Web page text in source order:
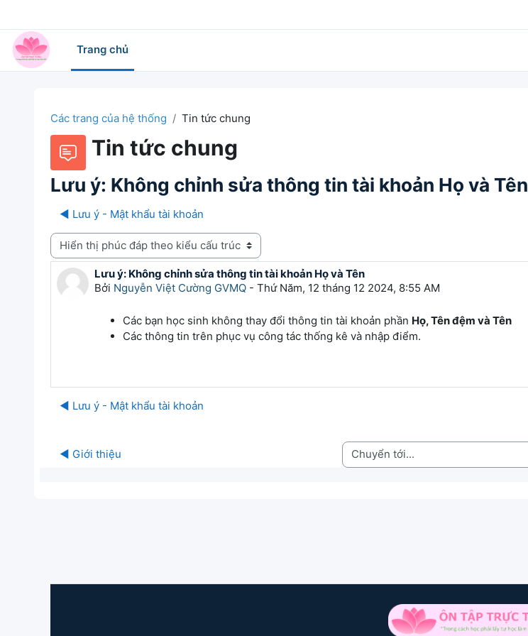
Trang chủ
Các trang của hệ thống Tin tức chung
Tin tức chung
Lưu ý: Không chỉnh sửa thông tin tài khoản Họ và Tên
◀︎ Lưu ý - Mật khẩu tài khoản
Chế độ hiển thị
Lưu ý: Không chỉnh sửa thông tin tài khoản Họ và Tên
Bởi Nguyễn Việt Cường GVMQ - Thứ Năm, 12 tháng 12 2024, 8:55 AM
Số lượng các câu trả lời: 0
Các bạn học sinh không thay đổi thông tin tài khoản phần Họ, Tên đệm và Tên
Các thông tin trên phục vụ công tác thống kê và nhập điểm.
◀︎ Lưu ý - Mật khẩu tài khoản
◀︎ Giới thiệu Chuyển tới...